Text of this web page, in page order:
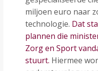
miljoen euro naar
technologie. Dat
plannen die
Zorg en Sport
stuurt. Hiermee